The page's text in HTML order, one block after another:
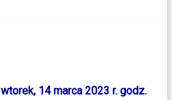
wtorek, 14 marca 2023 r. godz.